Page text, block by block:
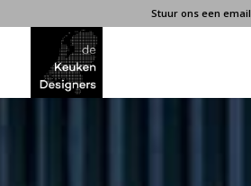
Stuur ons een email